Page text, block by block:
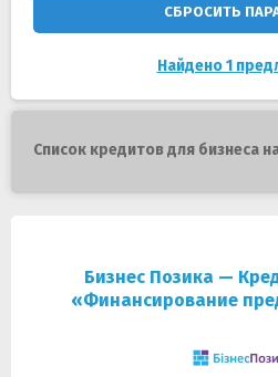
СБРОСИТЬ
Найдено 1
Список кредитов для бизнеса
Бизнес Позика —
«Финансирование